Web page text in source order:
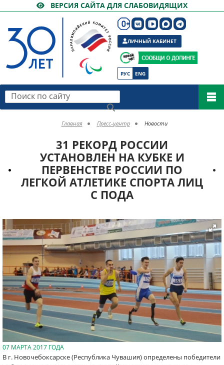
ВЕРСИЯ САЙТА ДЛЯ СЛАБОВИДЯЩИХ
РУС ENG
ЛИЧНЫЙ КАБИНЕТ
Поиск по сайту
Главная Пресс-центр Новости
31 РЕКОРД РОССИИ
УСТАНОВЛЕН НА КУБКЕ И
ПЕРВЕНСТВЕ РОССИИ ПО
ЛЕГКОЙ АТЛЕТИКЕ СПОРТА ЛИЦ
С ПОДА
07 МАРТА 2017 ГОДА
В г. Новочебоксарске (Республика Чувашия) определены победители